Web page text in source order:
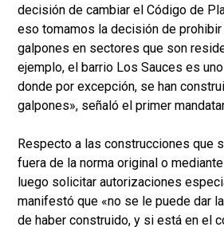
decisión de cambiar el Código de
eso tomamos la decisión de
galpones en sectores que son
ejemplo, el barrio Los Sauces es
donde por excepción, se han
galpones», señaló el primer
Respecto a las construcciones que
fuera de la norma original o
luego solicitar autorizaciones
manifestó que «no se le puede dar
de haber construido, y si está en el